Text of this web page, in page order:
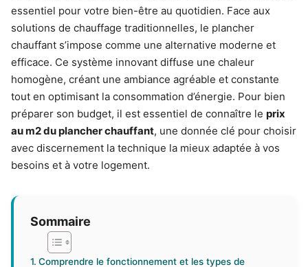
essentiel pour votre bien-être au quotidien. Face aux
solutions de chauffage traditionnelles, le plancher
chauffant s’impose comme une alternative moderne et
efficace. Ce système innovant diffuse une chaleur
homogène, créant une ambiance agréable et constante
tout en optimisant la consommation d’énergie. Pour bien
préparer son budget, il est essentiel de connaître le prix
au m2 du plancher chauffant, une donnée clé pour choisir
avec discernement la technique la mieux adaptée à vos
besoins et à votre logement.
Sommaire
Comprendre le fonctionnement et les types de